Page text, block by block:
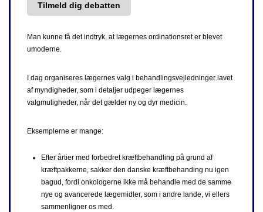
Tilmeld dig debatten
Man kunne få det indtryk, at lægernes ordinationsret er blevet
umoderne.
I dag organiseres lægernes valg i behandlingsvejledninger lavet
af myndigheder, som i detaljer udpeger lægernes
valgmuligheder, når det gælder ny og dyr medicin.
Eksemplerne er mange:
Efter årtier med forbedret kræftbehandling på grund af
kræftpakkerne, sakker den danske kræftbehanding nu igen
bagud, fordi onkologerne ikke må behandle med de samme
nye og avancerede lægemidler, som i andre lande, vi ellers
sammenligner os med.